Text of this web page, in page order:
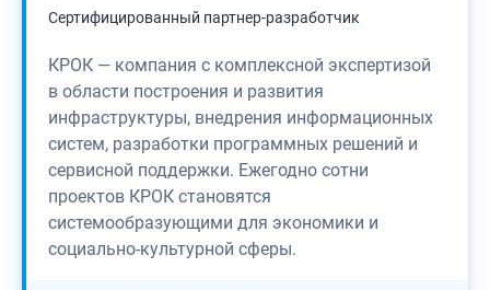
Сертифицированный партнер-разработчик
КРОК — компания с комплексной экспертизой
в области построения и развития
инфраструктуры, внедрения информационных
систем, разработки программных решений и
сервисной поддержки. Ежегодно сотни
проектов КРОК становятся
системообразующими для экономики и
социально-культурной сферы.